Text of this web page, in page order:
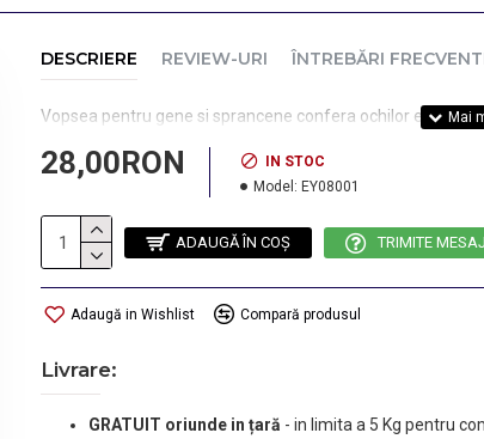
DESCRIERE REVIEW-URI ÎNTREBĂRI
Vopsea pentru gene si sprancene confera ochilor
28,00RON
IN STOC
Model: EY08001
ADAUGĂ ÎN COŞ TRIMITE MESAJ
Adaugă in Wishlist Compară produsul
Livrare:
GRATUIT oriunde in țară - in limita a 5 Kg pentru